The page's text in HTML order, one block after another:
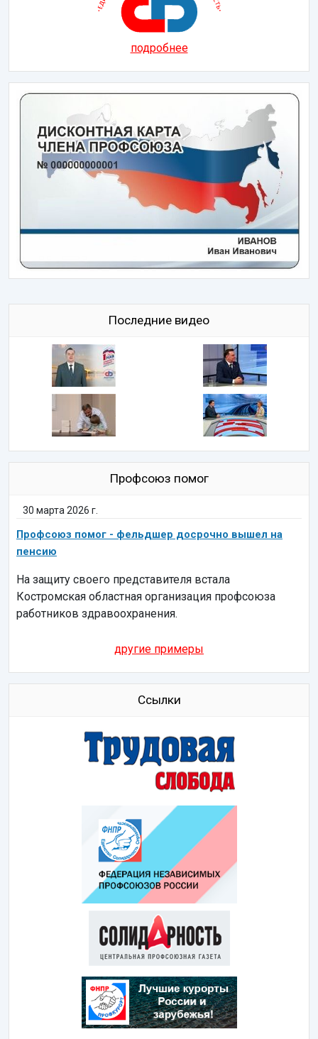
подробнее
Последние видео
Профсоюз помог
30 марта 2026 г.
Профсоюз помог - фельдшер досрочно вышел на
пенсию
На защиту своего представителя встала
Костромская областная организация профсоюза
работников здравоохранения.
другие примеры
Ссылки